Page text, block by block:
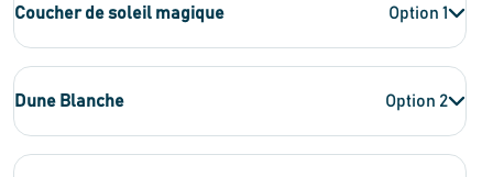
Coucher de soleil magique Option 1
Dune Blanche Option 2